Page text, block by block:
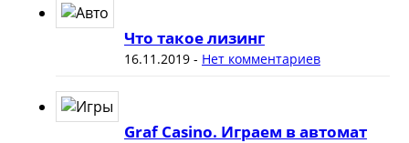
Что такое лизинг
16.11.2019- Нет комментариев
Graf Casino. Играем в автомат